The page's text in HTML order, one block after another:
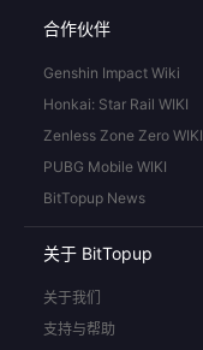
合作伙伴
Genshin Impact Wiki
Honkai: Star Rail WIKI
Zenless Zone Zero WIKI
PUBG Mobile WIKI
BitTopup News
关于 BitTopup
关于我们
支持与帮助